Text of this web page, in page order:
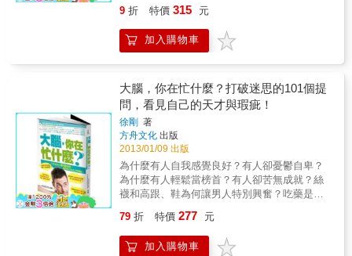
承現峻將親自帶著你一步一步瞭解這門學問。
許思索生命本質者不能不讀的好書。」──葛詹
尼加（Michael Gazzaniga），加州大學聖塔芭
芭拉分校教授，《大腦、演化、人》
（Who&rsquo;s in Charge?）作者
來也得瞭解基因和DNA？別擔心太艱深，東大
部科學沒有那麼可怕！【原來大腦是這樣管理
情緒？】我們為什麼會覺得很憂鬱？為什麼會
覺得很開心？到底是大腦裡的什麼決定我們的
制！搞清楚情緒在大腦中運作的原理，你也能
成為情緒管理高手，擺脫討厭的壓力與憂鬱！
【原來聰明用腦就能輕鬆生活？】吸菸真的可
以讓頭腦變好？喝咖啡為什麼會睡不著？鬥志
和幹勁要怎麼培養？ 大腦第四奧義：瞭解哪些
東西會刺激大腦不衰退、哪些事會讓你心情平
靜好輕鬆，你就能正確用腦生活得好有幹勁好
開心！ 【原來大腦學也和飲食有關？】維他命
腦變好？用吃的大腦學：東大教授告訴你，飲
維他命也能頭好壯壯！本書為《別再說你不聰
望，但是對未來懷抱著希望，也因此，世界可
以持續進步與發展。人，何以為人？人類的心
智是怎麼演化而來的？如同人類的身體是演化
界上並沒有所謂「心智的化石」，可以提供我
們研究人類認知演化的起源。然而，藉由瞭解
人類演化的近親－－黑猩猩，可以帶領我們一
窺人類認知演化的奧祕。人類與黑猩猩的ＤＮ
Ａ排列方式僅有1.2％的不同，但兩者之間究竟
有何差異？本書透過研究人類演化的近親－－
黑猩猩的心智、語言、情感，藉由比較兩者相
異之處，可以知道人類心智的哪個部分最為獨
特，也得以窺見教育方式、親子關係或社會演
化的起源。作者發現，黑猩猩雖然沒有類似人
間情感牽絆的深厚程度，甚至遠超過人類。本
9 折 特價 315 元
加入購物車
大腦，你在忙什麼？打破迷思的101個提
問，看見自己的天才與瑕疵！
徐剛 著
方舟文化 出版
2013/01/09 出版
為什麼有人自我感覺良好？有人卻憂鬱自卑？
為什麼有人輕鬆當榜首？有人卻苦無成就？絲
襪和高跟、鞋為何讓男人特別興奮？吃藥是在
顆蛋！！電磁波會引發腦部病變？幽默的人智
慧比較高？頭大的人比較聰明？記憶會自我選
擇？為什麼有些記得久、有些忘得快？每個人
79 折 特價 277 元
加入購物車